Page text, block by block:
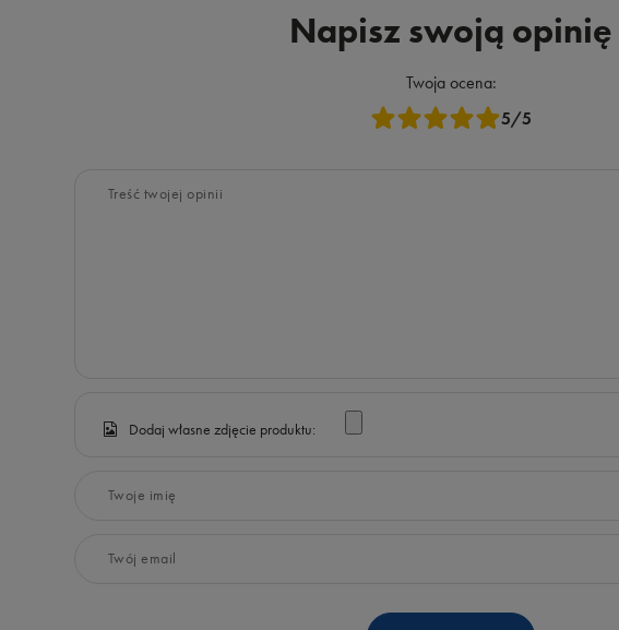
Napisz swoją opinię
Twoja ocena:
5/5
Treść twojej opinii
Dodaj własne zdjęcie produktu:
Twoje imię
Twój email